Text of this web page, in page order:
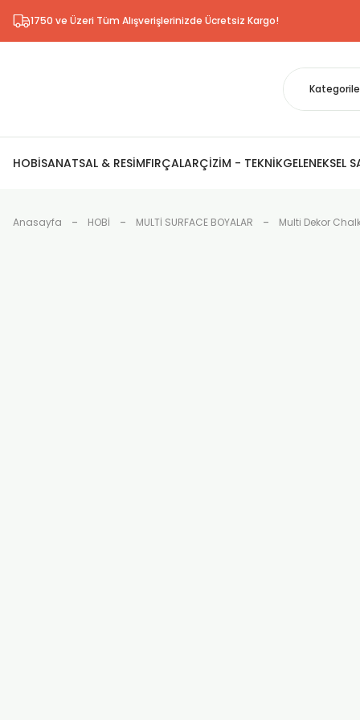
1750 ve Üzeri Tüm Alışverişlerinizde Ücretsiz Kargo!
HOBİSANATSAL & RESİMFIRÇALARÇİZİM - TEKNİKGELENEKSEL
Anasayfa HOBİ MULTİ SURFACE BOYALAR Multi Dekor